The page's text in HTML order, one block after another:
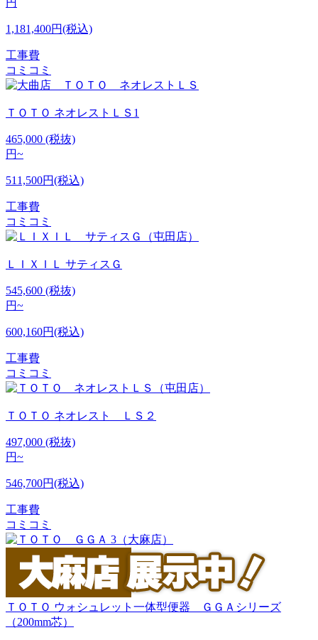
円
1,181,400円(税込)
工事費
コミコミ
ＴＯＴＯ ネオレストＬＳ1
465,000 (税抜)
円~
511,500円(税込)
工事費
コミコミ
ＬＩＸＩＬ サティスＧ
545,600 (税抜)
円~
600,160円(税込)
工事費
コミコミ
ＴＯＴＯ ネオレスト ＬＳ２
497,000 (税抜)
円~
546,700円(税込)
工事費
コミコミ
ＴＯＴＯ ウォシュレット一体型便器 ＧＧＡシリーズ
（200mm芯）